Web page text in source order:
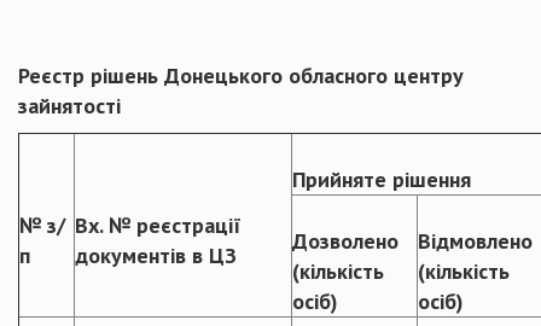
Реєстр рішень Донецького обласного центру
зайнятості
№ з/
п
Вх. № реєстрації
документів в ЦЗ
Прийняте рішення
Дозволено
(кількість
осіб)
Відмовлено
(кількість
осіб)